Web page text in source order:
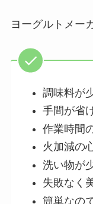
ヨーグルトメー
調味料が
手間が省
作業時間
火加減の
洗い物が
失敗なく
簡単なの